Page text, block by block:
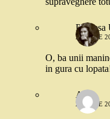
Printesa
22 IULIE
O, ba unii
in gura cu
Ana
22 IULIE